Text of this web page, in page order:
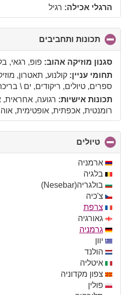
הרגלי אכילה: רגיל
תכונות ותחביבים
to
collapse
סגנון מוזיקה אהוב: פופ, רגאי,
תחומי עניין: קולנוע, תאטרון,
ספרים, טיולים, ריקודים, ים \
תכונות אישיות: רגועה, אחראית,
רומנטית, אכפתית, אופטימית,
טיולים
to
ארמניה
בלגיה
בולגריה(Nesebar)
צ'כיה
צרפת
גאורגיה
גרמניה
יוון
הולנד
איטליה
צפון מקדוניה
פולין